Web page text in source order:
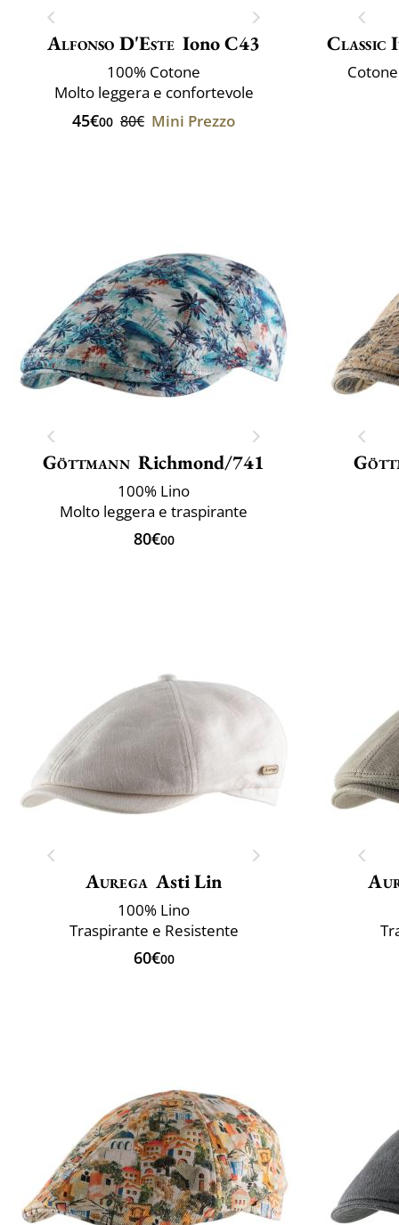
Alfonso D'Este Iono C43
100% Cotone
Molto leggera e confortevole
45€00 80€ Mini Prezzo
Classic
Göttmann Richmond/741
100% Lino
Molto leggera e traspirante
80€00
Aurega Asti Lin
100% Lino
Traspirante e Resistente
60€00